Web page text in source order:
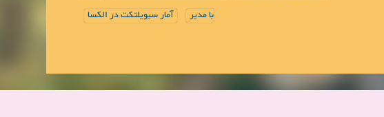
با مدیر آمار سیویلتکت در الکسا